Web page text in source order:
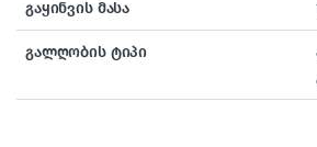
გაყინვის მასა
გალღობის ტიპი